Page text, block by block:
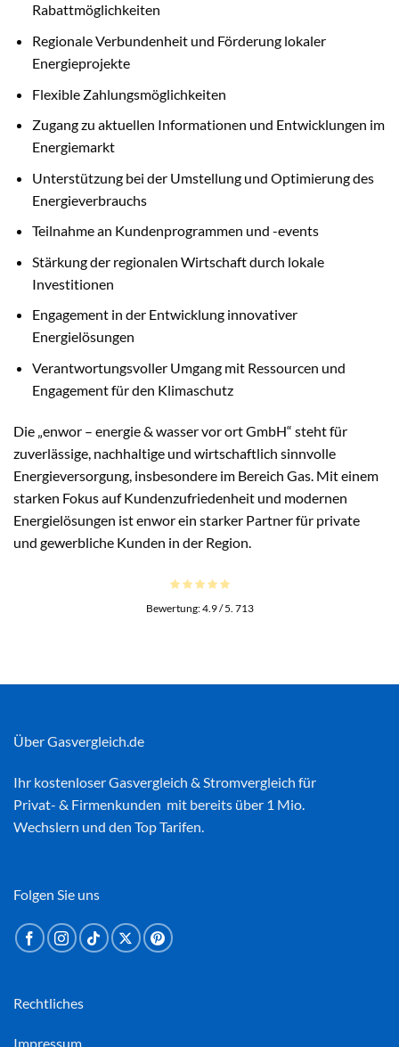
Rabattmöglichkeiten
Regionale Verbundenheit und Förderung lokaler
Energieprojekte
Flexible Zahlungsmöglichkeiten
Zugang zu aktuellen Informationen und Entwicklungen im
Energiemarkt
Unterstützung bei der Umstellung und Optimierung des
Energieverbrauchs
Teilnahme an Kundenprogrammen und -events
Stärkung der regionalen Wirtschaft durch lokale
Investitionen
Engagement in der Entwicklung innovativer
Energielösungen
Verantwortungsvoller Umgang mit Ressourcen und
Engagement für den Klimaschutz
Die „enwor – energie & wasser vor ort GmbH“ steht für
zuverlässige, nachhaltige und wirtschaftlich sinnvolle
Energieversorgung, insbesondere im Bereich Gas. Mit einem
starken Fokus auf Kundenzufriedenheit und modernen
Energielösungen ist enwor ein starker Partner für private
und gewerbliche Kunden in der Region.
Bewertung:4.9/ 5. 713
Über Gasvergleich.de
Ihr kostenloserGasvergleich & Stromvergleich für
Privat- & Firmenkunden mit bereits über 1 Mio.
Wechslern und den Top Tarifen.
Rechtliches
Impressum
Folgen Sie uns